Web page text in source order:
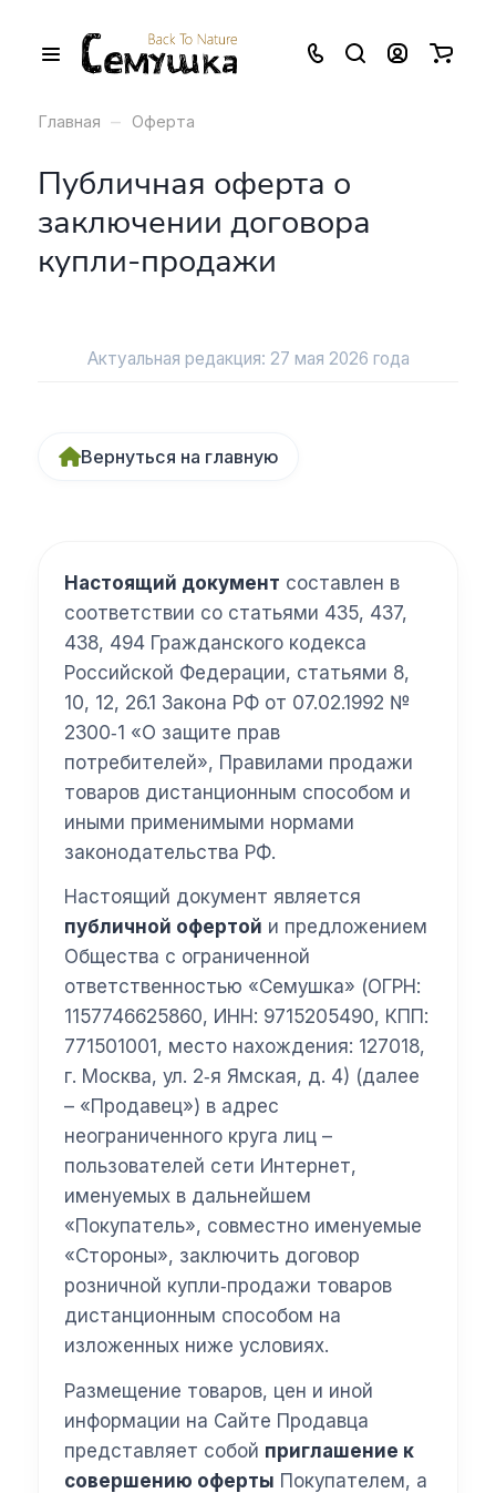
Главная – Оферта
Публичная оферта о
заключении договора
купли-продажи
Актуальная редакция: 27 мая 2026 года
Вернуться на главную
Настоящий документ составлен в
соответствии со статьями 435, 437,
438, 494 Гражданского кодекса
Российской Федерации, статьями 8,
10, 12, 26.1 Закона РФ от 07.02.1992 №
2300‑1 «О защите прав
потребителей», Правилами продажи
товаров дистанционным способом и
иными применимыми нормами
законодательства РФ.
Настоящий документ является
публичной офертой и предложением
Общества с ограниченной
ответственностью «Семушка» (ОГРН:
1157746625860, ИНН: 9715205490, КПП:
771501001, место нахождения: 127018,
г. Москва, ул. 2‑я Ямская, д. 4) (далее
– «Продавец») в адрес
неограниченного круга лиц –
пользователей сети Интернет,
именуемых в дальнейшем
«Покупатель», совместно именуемые
«Стороны», заключить договор
розничной купли‑продажи товаров
дистанционным способом на
изложенных ниже условиях.
Размещение товаров, цен и иной
информации на Сайте Продавца
представляет собой приглашение к
совершению оферты Покупателем, а